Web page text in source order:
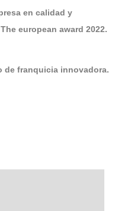
en calidad y
european award 2022.
de franquicia innovadora.